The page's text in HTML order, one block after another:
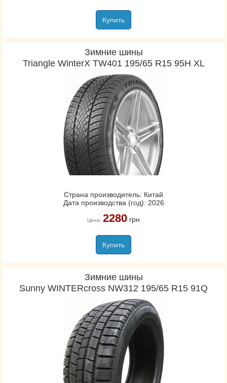
Купить
Зимние шины
Triangle WinterX TW401 195/65 R15 95H XL
Страна производитель: Китай
Дата производства (год): 2026
Цена: 2280грн
Купить
Зимние шины
Sunny WINTERcross NW312 195/65 R15 91Q